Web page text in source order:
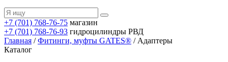
+7 (701) 768-76-75 магазин
+7 (701) 768-76-93 гидроцилиндры РВД
Главная /Фитинги, муфты GATES® / Адаптеры
Каталог